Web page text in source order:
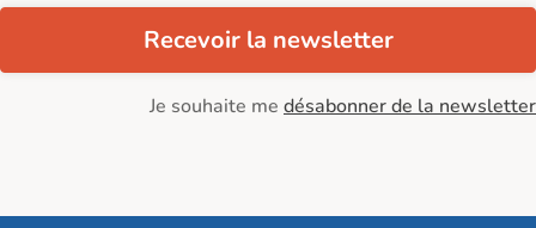
Recevoir la newsletter
Je souhaite me désabonner de la newsletter